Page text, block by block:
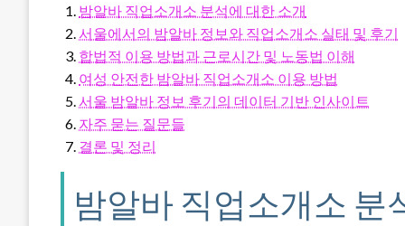
밤알바 직업소개소 분석에 대한 소개
서울에서의 밤알바 정보와 직업소개소 실태 및 후기
합법적 이용 방법과 근로시간 및 노동법 이해
여성 안전한 밤알바 직업소개소 이용 방법
서울 밤알바 정보 후기의 데이터 기반 인사이트
자주 묻는 질문들
결론 및 정리
밤알바 직업소개소 분